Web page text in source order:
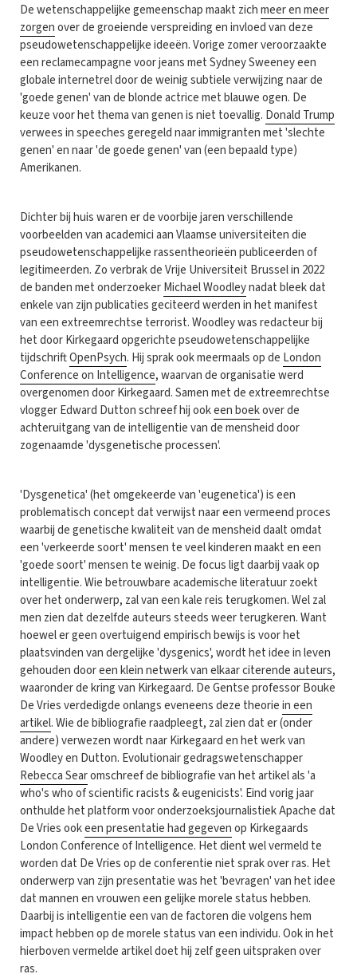
De wetenschappelijke gemeenschap maakt zichmeer en meer
zorgenover de groeiende verspreiding en invloed van deze
pseudowetenschappelijke ideeën. Vorige zomer veroorzaakte
een reclamecampagne voor jeans met Sydney Sweeney een
globale internetrel door de weinig subtiele verwijzing naar de
'goede genen' van de blonde actrice met blauwe ogen. De
keuze voor het thema van genen is niet toevallig. Donald Trump
verwees in speeches geregeld naar immigranten met 'slechte
genen' en naar 'de goede genen' van (een bepaald type)
Amerikanen.
Dichter bij huis waren er de voorbije jaren verschillende
voorbeelden van academici aan Vlaamse universiteiten die
pseudowetenschappelijke rassentheorieën publiceerden of
legitimeerden. Zo verbrak de Vrije Universiteit Brussel in 2022
de banden met onderzoekerMichael Woodleynadat bleek dat
enkele van zijn publicaties geciteerd werden in het manifest
van een extreemrechtse terrorist. Woodley was redacteur bij
het door Kirkegaard opgerichte pseudowetenschappelijke
tijdschriftOpenPsych. Hij sprak ook meermaals op de London
Conference on Intelligence, waarvan de organisatie werd
overgenomen door Kirkegaard. Samen met de extreemrechtse
vlogger Edward Dutton schreef hij ookeen boekover de
achteruitgang van de intelligentie van de mensheid door
zogenaamde 'dysgenetische processen'.
'Dysgenetica' (het omgekeerde van 'eugenetica') is een
problematisch concept dat verwijst naar een vermeend proces
waarbij de genetische kwaliteit van de mensheid daalt omdat
een 'verkeerde soort' mensen te veel kinderen maakt en een
'goede soort' mensen te weinig. De focus ligt daarbij vaak op
intelligentie. Wie betrouwbare academische literatuur zoekt
over het onderwerp, zal van een kale reis terugkomen. Wel zal
men zien dat dezelfde auteurs steeds weer terugkeren. Want
hoewel er geen overtuigend empirisch bewijs is voor het
plaatsvinden van dergelijke 'dysgenics', wordt het idee in leven
gehouden dooreen klein netwerk van elkaar citerende auteurs,
waaronder de kring van Kirkegaard. De Gentse professor Bouke
De Vries verdedigde onlangs eveneens deze theoriein een
artikel. Wie de bibliografie raadpleegt, zal zien dat er (onder
andere) verwezen wordt naar Kirkegaard en het werk van
Woodley en Dutton. Evolutionair gedragswetenschapper
Rebecca Searomschreef de bibliografie van het artikel als 'a
who's who of scientific racists & eugenicists'. Eind vorig jaar
onthulde het platform voor onderzoeksjournalistiek Apache dat
De Vries ookeen presentatie had gegevenop Kirkegaards
London Conference of Intelligence. Het dient wel vermeld te
worden dat De Vries op de conferentie niet sprak over ras. Het
onderwerp van zijn presentatie was het 'bevragen' van het idee
dat mannen en vrouwen een gelijke morele status hebben.
Daarbij is intelligentie een van de factoren die volgens hem
impact hebben op de morele status van een individu. Ook in het
hierboven vermelde artikel doet hij zelf geen uitspraken over
ras.